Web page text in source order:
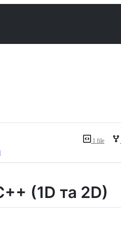
1 file
(1D та 2D)